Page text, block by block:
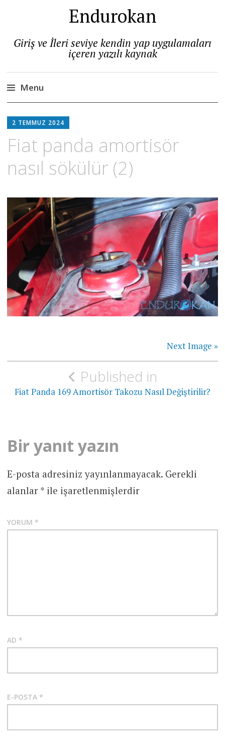
Endurokan
Giriş ve İleri seviye kendin yap uygulamaları
içeren yazılı kaynak
Menu
to
2 TEMMUZ 2024
Fiat panda amortisör
nasıl sökülür (2)
Next Image »
Yazı
gezinmesiPublished in
Fiat Panda 169 Amortisör Takozu Nasıl Değiştirilir?
Bir yanıt yazın
E-posta adresiniz yayınlanmayacak. Gerekli
alanlar *ile işaretlenmişlerdir
YORUM *
AD *
E-POSTA *